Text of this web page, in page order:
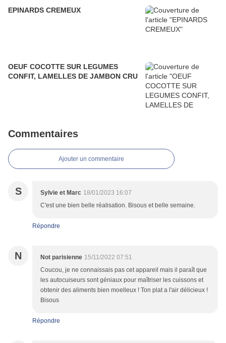
EPINARDS CREMEUX
OEUF COCOTTE SUR LEGUMES
CONFIT, LAMELLES DE JAMBON CRU
Commentaires
Ajouter un commentaire
S Sylvie et Marc 18/01/2023 16:07
C'est une bien belle réalisation. Bisous et belle semaine.
Répondre
N Not parisienne 15/11/2022 07:51
Coucou, je ne connaissais pas cet appareil mais il paraît que
les autocuiseurs sont géniaux pour maîtriser les cuissons et
obtenir des aliments bien moelleux ! Ton plat a l'air délicieux !
Bisous
Répondre